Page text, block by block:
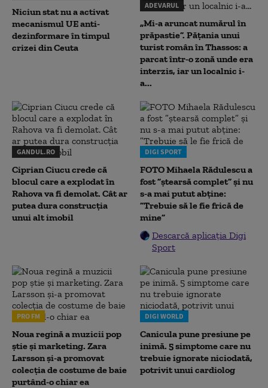
Niciun stat nu a activat
mecanismul UE anti-
dezinformare în timpul
crizei din Ceuta
ADEVARUL
„Mi-a aruncat numărul în
prăpastie”. Pățania unui
turist român în Thassos: a
parcat într-o zonă unde era
interzis, iar un localnic i-
a...
GANDUL.RO
Ciprian Ciucu crede că
blocul care a explodat în
Rahova va fi demolat. Cât ar
putea dura construcția
unui alt imobil
DIGI SPORT
FOTO Mihaela Rădulescu a
fost ”ștearsă complet” și nu
s-a mai putut abține:
”Trebuie să le fie frică de
mine”
Descarcă aplicația Digi
Sport
PRO FM
Noua regină a muzicii pop
știe și marketing. Zara
Larsson și-a promovat
colecția de costume de baie
purtând-o chiar ea
DIGI WORLD
Canicula pune presiune pe
inimă. 5 simptome care nu
trebuie ignorate niciodată,
potrivit unui cardiolog